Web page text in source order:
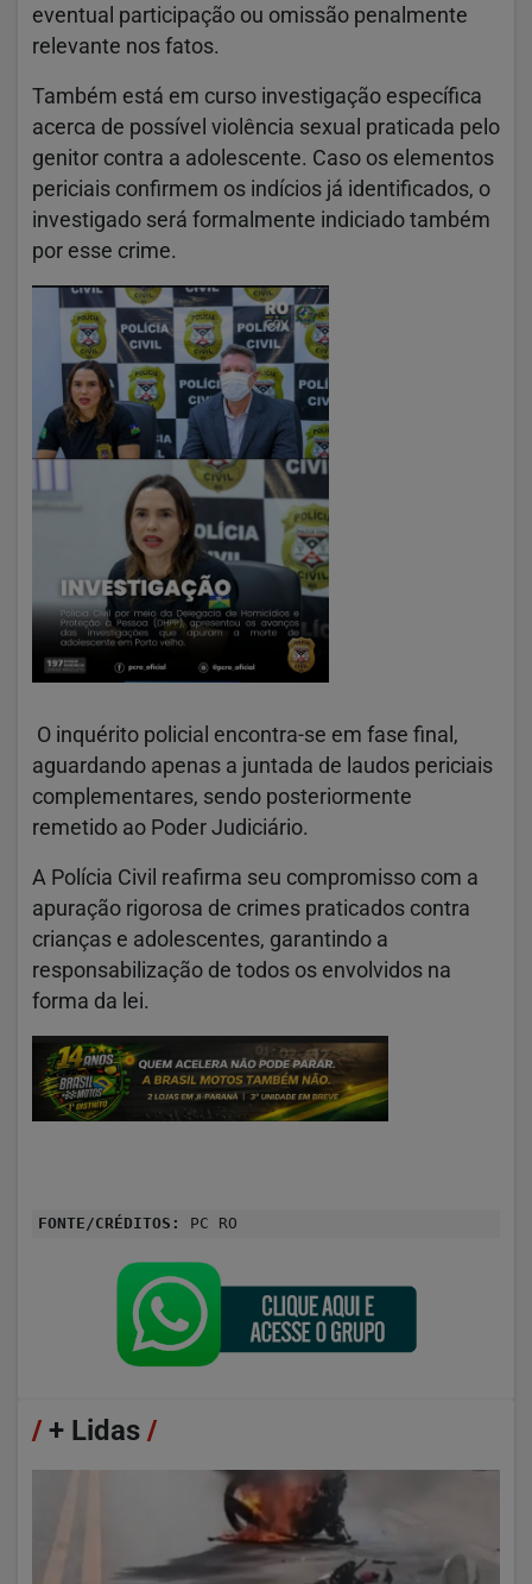
eventual participação ou omissão penalmente
relevante nos fatos.
Também está em curso investigação específica
acerca de possível violência sexual praticada pelo
genitor contra a adolescente. Caso os elementos
periciais confirmem os indícios já identificados, o
investigado será formalmente indiciado também
por esse crime.
O inquérito policial encontra-se em fase final,
aguardando apenas a juntada de laudos periciais
complementares, sendo posteriormente
remetido ao Poder Judiciário.
A Polícia Civil reafirma seu compromisso com a
apuração rigorosa de crimes praticados contra
crianças e adolescentes, garantindo a
responsabilização de todos os envolvidos na
forma da lei.
FONTE/CRÉDITOS: PC RO
/ + Lidas /